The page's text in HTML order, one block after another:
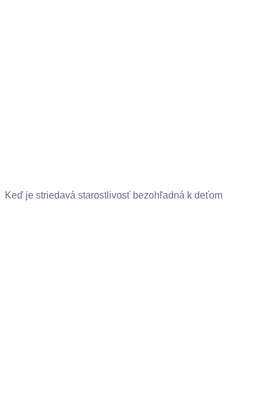
Keď je striedavá starostlivosť bezohľadná k deťom